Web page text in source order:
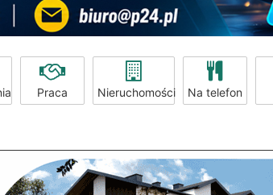
Praca Nieruchomości Na telefon